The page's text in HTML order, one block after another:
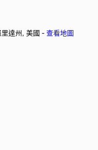
達州, 美國 - 查看地圖